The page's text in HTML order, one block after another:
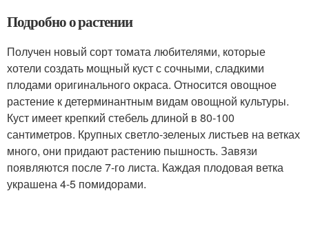
Подробно о растении
Получен новый сорт томата любителями, которые
хотели создать мощный куст с сочными, сладкими
плодами оригинального окраса. Относится овощное
растение к детерминантным видам овощной культуры.
Куст имеет крепкий стебель длиной в 80-100
сантиметров. Крупных светло-зеленых листьев на ветках
много, они придают растению пышность. Завязи
появляются после 7-го листа. Каждая плодовая ветка
украшена 4-5 помидорами.